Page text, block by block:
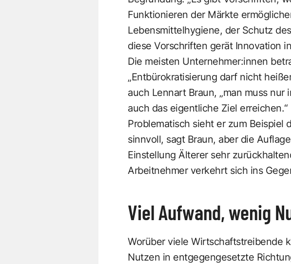
Funktionieren der Märkte
Lebensmittelhygiene, der Schutz
diese Vorschriften gerät Innovation
Die meisten Unternehmer:innen
„Entbürokratisierung darf nicht
auch Lennart Braun, „man muss
auch das eigentliche Ziel erreichen.“
Problematisch sieht er zum Beispiel
sinnvoll, sagt Braun, aber die
Einstellung Älterer sehr
Arbeitnehmer verkehrt sich ins
Viel Aufwand, wenig
Worüber viele Wirtschaftstreibende
Nutzen in entgegengesetzte